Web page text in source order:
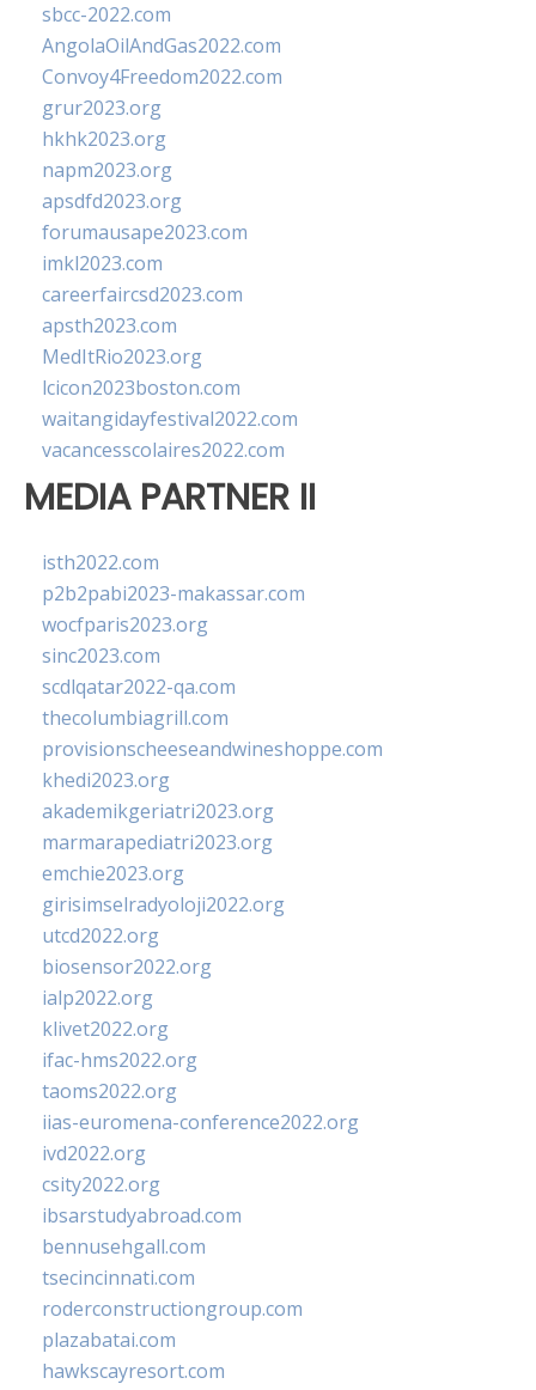
sbcc-2022.com
AngolaOilAndGas2022.com
Convoy4Freedom2022.com
grur2023.org
hkhk2023.org
napm2023.org
apsdfd2023.org
forumausape2023.com
imkl2023.com
careerfaircsd2023.com
apsth2023.com
MedItRio2023.org
lcicon2023boston.com
waitangidayfestival2022.com
vacancesscolaires2022.com
MEDIA PARTNER II
isth2022.com
p2b2pabi2023-makassar.com
wocfparis2023.org
sinc2023.com
scdlqatar2022-qa.com
thecolumbiagrill.com
provisionscheeseandwineshoppe.com
khedi2023.org
akademikgeriatri2023.org
marmarapediatri2023.org
emchie2023.org
girisimselradyoloji2022.org
utcd2022.org
biosensor2022.org
ialp2022.org
klivet2022.org
ifac-hms2022.org
taoms2022.org
iias-euromena-conference2022.org
ivd2022.org
csity2022.org
ibsarstudyabroad.com
bennusehgall.com
tsecincinnati.com
roderconstructiongroup.com
plazabatai.com
hawkscayresort.com